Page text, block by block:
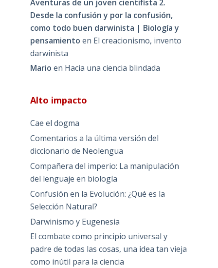
Aventuras de un joven cientifista 2.
Desde la confusión y por la confusión,
como todo buen darwinista | Biología y
pensamiento en El creacionismo, invento
darwinista
Mario en Hacia una ciencia blindada
Alto impacto
Cae el dogma
Comentarios a la última versión del
diccionario de Neolengua
Compañera del imperio: La manipulación
del lenguaje en biología
Confusión en la Evolución: ¿Qué es la
Selección Natural?
Darwinismo y Eugenesia
El combate como principio universal y
padre de todas las cosas, una idea tan vieja
como inútil para la ciencia